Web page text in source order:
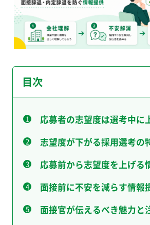
目次
応募者の志望度は選考中に
志望度が下がる採用選考の
応募前から志望度を上げる
面接前に不安を減らす情報
面接官が伝えるべき魅力と